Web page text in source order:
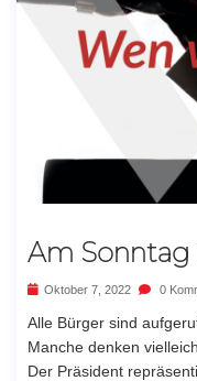
Am Sonntag
Oktober 7, 2022 0
Alle Bürger sind
Manche denken
Der Präsident